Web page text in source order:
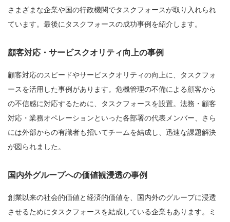
さまざまな企業や国の行政機関でタスクフォースが取り入れられ
ています。最後にタスクフォースの成功事例を紹介します。
顧客対応・サービスクオリティ向上の事例
顧客対応のスピードやサービスクオリティの向上に、タスクフォ
ースを活用した事例があります。危機管理の不備による顧客から
の不信感に対応するために、タスクフォースを設置。法務・顧客
対応・業務オペレーションといった各部署の代表メンバー、さら
には外部からの有識者も招いてチームを結成し、迅速な課題解決
が図られました。
国内外グループへの価値観浸透の事例
創業以来の社会的価値と経済的価値を、国内外のグループに浸透
させるためにタスクフォースを結成している企業もあります。ミ